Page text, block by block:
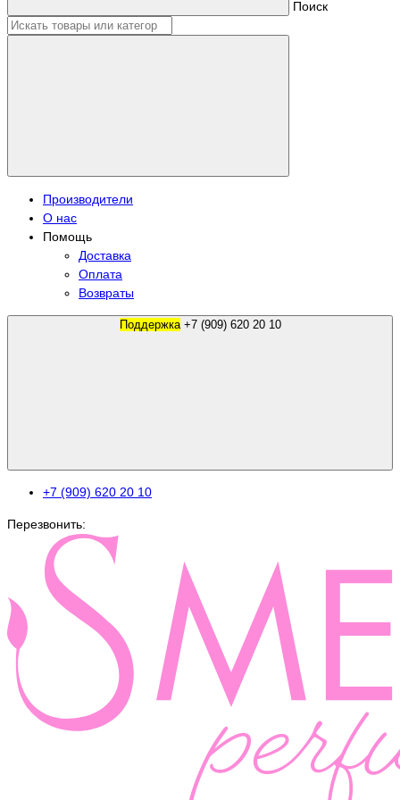
Поиск
Производители
О нас
Помощь
Доставка
Оплата
Возвраты
Поддержка +7 (909) 620 20 10
+7 (909) 620 20 10
Перезвонить: